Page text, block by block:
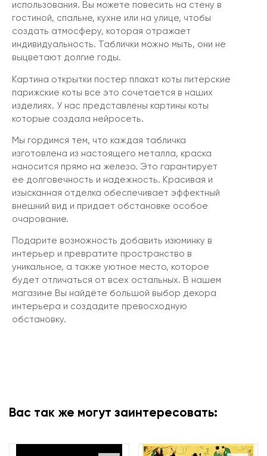
использования. Вы можете повесить на стену в
гостиной, спальне, кухне или на улице, чтобы
создать атмосферу, которая отражает
индивидуальность. Таблички можно мыть, они не
выцветают долгие годы.
Картина открытки постер плакат коты питерские
парижские коты все это сочетается в наших
изделиях. У нас представлены картины коты
которые создала нейросеть.
Мы гордимся тем, что каждая табличка
изготовлена из настоящего металла, краска
наносится прямо на железо. Это гарантирует
ее долговечность и надежность. Красивая и
изысканная отделка обеспечивает эффектный
внешний вид и придает обстановке особое
очарование.
Подарите возможность добавить изюминку в
интерьер и превратите пространство в
уникальное, а также уютное место, которое
будет отличаться от всех остальных. В нашем
магазине Вы найдёте большой выбор декора
интерьера и создадите превосходную
обстановку.
Вас так же могут заинтересовать: